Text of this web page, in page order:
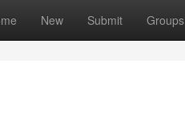
New Submit Groups